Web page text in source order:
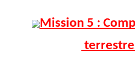
Mission 5 :